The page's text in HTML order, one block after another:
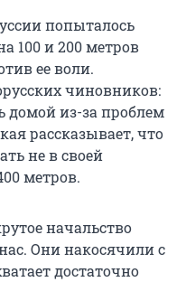
попыталось
100 и 200 метров
ее воли.
чиновников:
домой из-за проблем
рассказывает, что
не в своей
метров.
начальство
Они накосячили с
достаточно